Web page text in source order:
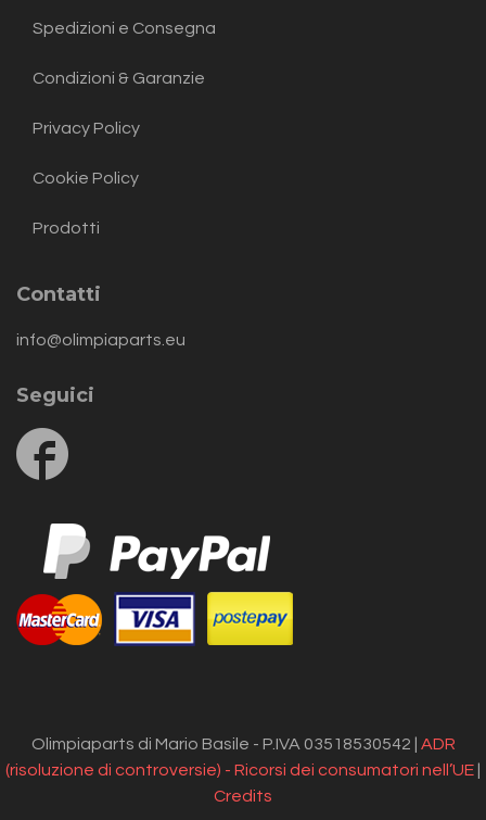
Spedizioni e Consegna
Condizioni & Garanzie
Privacy Policy
Cookie Policy
Prodotti
Contatti
info@olimpiaparts.eu
Seguici
us
Olimpiaparts di Mario Basile - P.IVA 03518530542 | ADR
(risoluzione di controversie) - Ricorsi dei consumatori nell’UE
Credits